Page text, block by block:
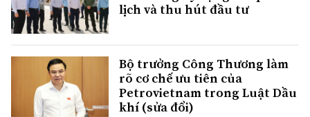
lịch và thu hút đầu tư
Bộ trưởng Công Thương làm
rõ cơ chế ưu tiên của
Petrovietnam trong Luật Dầu
khí (sửa đổi)